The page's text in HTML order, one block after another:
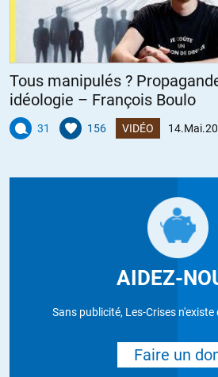
Tous manipulés ?
idéologie – François Boulo
31 156 VIDÉO
AIDEZ-
Sans publicité, Les-Crises
Faire un